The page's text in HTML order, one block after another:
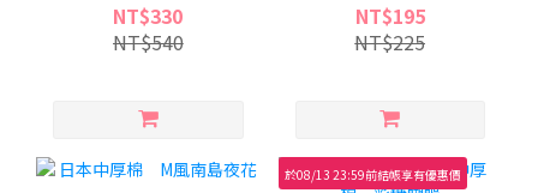
NT$330
NT$540
NT$195
NT$225
於08/13 23:59前結帳享有優惠價